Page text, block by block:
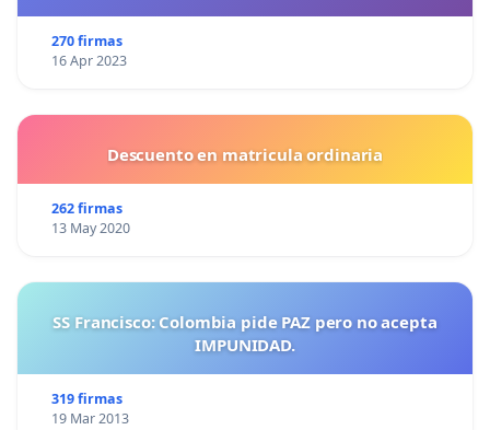
270 firmas
16 Apr 2023
Descuento en matricula ordinaria
262 firmas
13 May 2020
SS Francisco: Colombia pide PAZ pero no acepta
IMPUNIDAD.
319 firmas
19 Mar 2013